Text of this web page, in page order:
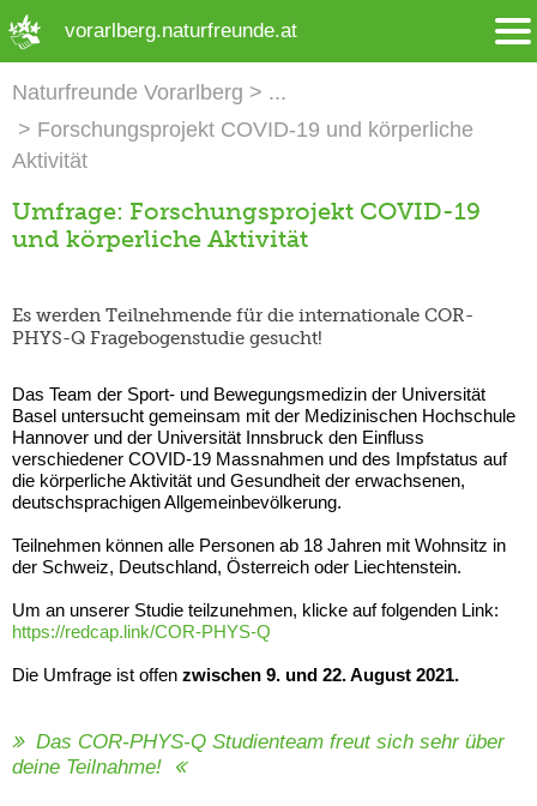
vorarlberg.naturfreunde.at
Naturfreunde Vorarlberg
Forschungsprojekt COVID-19 und körperliche
Aktivität
Umfrage: Forschungsprojekt COVID-19
und körperliche Aktivität
Es werden Teilnehmende für die internationale COR-
PHYS-Q Fragebogenstudie gesucht!
Das Team der Sport- und Bewegungsmedizin der Universität
Basel untersucht gemeinsam mit der Medizinischen Hochschule
Hannover und der Universität Innsbruck den Einfluss
verschiedener COVID-19 Massnahmen und des Impfstatus auf
die körperliche Aktivität und Gesundheit der erwachsenen,
deutschsprachigen Allgemeinbevölkerung.
Teilnehmen können alle Personen ab 18 Jahren mit Wohnsitz in
der Schweiz, Deutschland, Österreich oder Liechtenstein.
Um an unserer Studie teilzunehmen, klicke auf folgenden Link:
https://redcap.link/COR-PHYS-Q
Die Umfrage ist offen zwischen 9. und 22. August 2021.
Das COR-PHYS-Q Studienteam freut sich sehr über
deine Teilnahme!